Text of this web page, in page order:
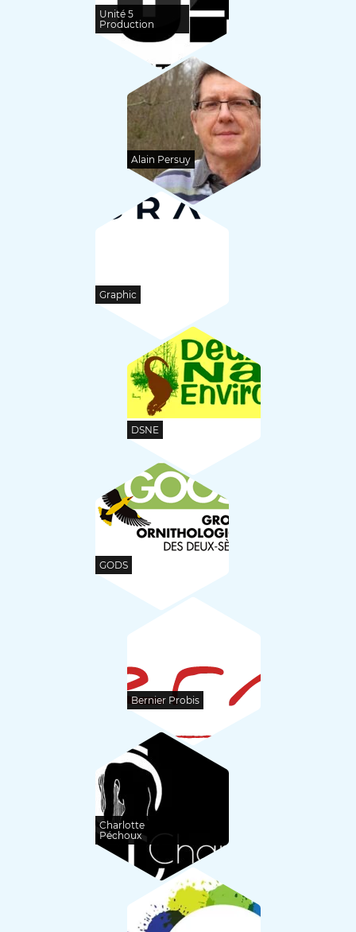
Unité 5
Production
Alain Persuy
Graphic
DSNE
GODS
Bernier Probis
Charlotte
Péchoux